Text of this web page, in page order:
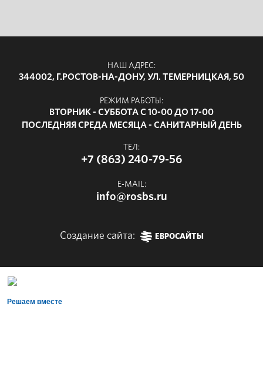
НАШ АДРЕС:
344002, Г.РОСТОВ-НА-ДОНУ, УЛ. ТЕМЕРНИЦКАЯ, 50
РЕЖИМ РАБОТЫ:
ВТОРНИК - СУББОТА С 10-00 ДО 17-00
ПОСЛЕДНЯЯ СРЕДА МЕСЯЦА - САНИТАРНЫЙ ДЕНЬ
ТЕЛ:
+7 (863) 240-79-56
E-MAIL:
info@rosbs.ru
Создание сайта: ЕВРОСАЙТЫ
Решаем вместе